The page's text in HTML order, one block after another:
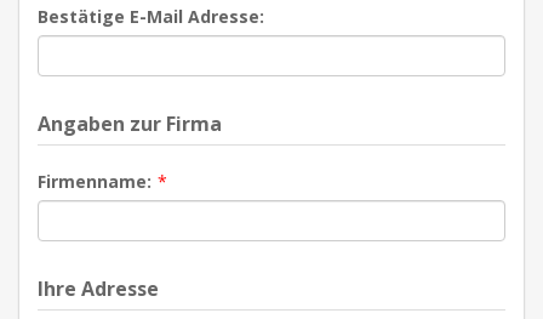
Bestätige E-Mail Adresse:
Angaben zur Firma
Firmenname: *
Ihre Adresse